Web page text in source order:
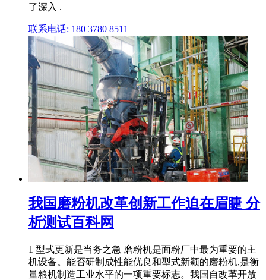
了深入 .
联系电话: 180 3780 8511
我国磨粉机改革创新工作迫在眉睫 分
析测试百科网
1 型式更新是当务之急 磨粉机是面粉厂中最为重要的主
机设备。能否研制成性能优良和型式新颖的磨粉机,是衡
量粮机制造工业水平的一项重要标志。我国自改革开放